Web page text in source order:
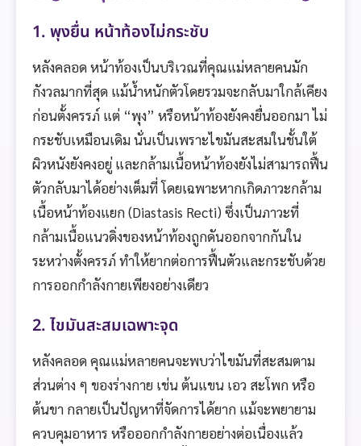
1. พุงยื่น หน้าท้องไม่กระชับ
หลังคลอด หน้าท้องเป็นบริเวณที่คุณแม่หลายคนมัก
กังวลมากที่สุด แม้น้ำหนักตัวโดยรวมจะกลับมาใกล้เคียง
ก่อนตั้งครรภ์ แต่ “พุง” หรือหน้าท้องยังคงยื่นออกมา ไม่
กระชับเหมือนเดิม นั่นเป็นเพราะไขมันสะสมในชั้นใต้
ผิวหนังยังคงอยู่ และกล้ามเนื้อหน้าท้องยังไม่สามารถฟื้น
ตัวกลับมาได้อย่างเต็มที่ โดยเฉพาะหากเกิดภาวะกล้าม
เนื้อหน้าท้องแยก (Diastasis Recti) ซึ่งเป็นภาวะที่
กล้ามเนื้อแนวดิ่งของหน้าท้องถูกดันออกจากกันใน
ระหว่างตั้งครรภ์ ทำให้ยากต่อการฟื้นตัวและกระชับด้วย
การออกกำลังกายเพียงอย่างเดียว
2. ไขมันสะสมเฉพาะจุด
หลังคลอด คุณแม่หลายคนจะพบว่าไขมันที่สะสมตาม
ส่วนต่าง ๆ ของร่างกาย เช่น ต้นแขน เอว สะโพก หรือ
ต้นขา กลายเป็นปัญหาที่จัดการได้ยาก แม้จะพยายาม
ควบคุมอาหาร หรือออกกำลังกายอย่างต่อเนื่องแล้ว